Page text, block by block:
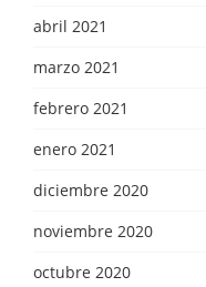
abril 2021
marzo 2021
febrero 2021
enero 2021
diciembre 2020
noviembre 2020
octubre 2020